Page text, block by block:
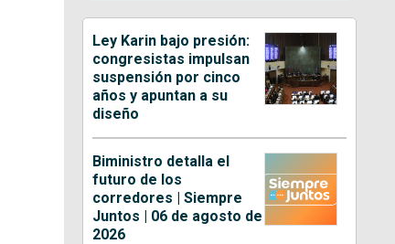
Ley Karin bajo presión:
congresistas impulsan
suspensión por cinco
años y apuntan a su
diseño
Biministro detalla el
futuro de los
corredores | Siempre
Juntos | 06 de agosto de
2026